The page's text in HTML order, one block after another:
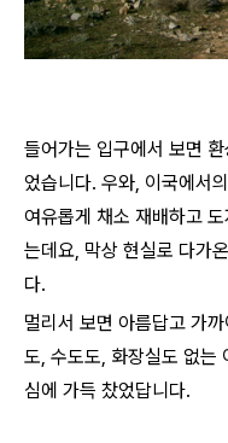
들어가는 입구에서 보면
었습니다. 우와, 이국에서
여유롭게 채소 재배하고
는데요, 막상 현실로 다가
다.
멀리서 보면 아름답고 가
도, 수도도, 화장실도 없는
심에 가득 찼었답니다.